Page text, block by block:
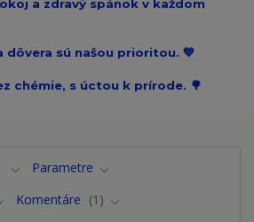
a zdravý spánok v každom
dôvera sú našou prioritou. 💙
chémie, s úctou k prírode. 🌳
Parametre
Komentáre
1